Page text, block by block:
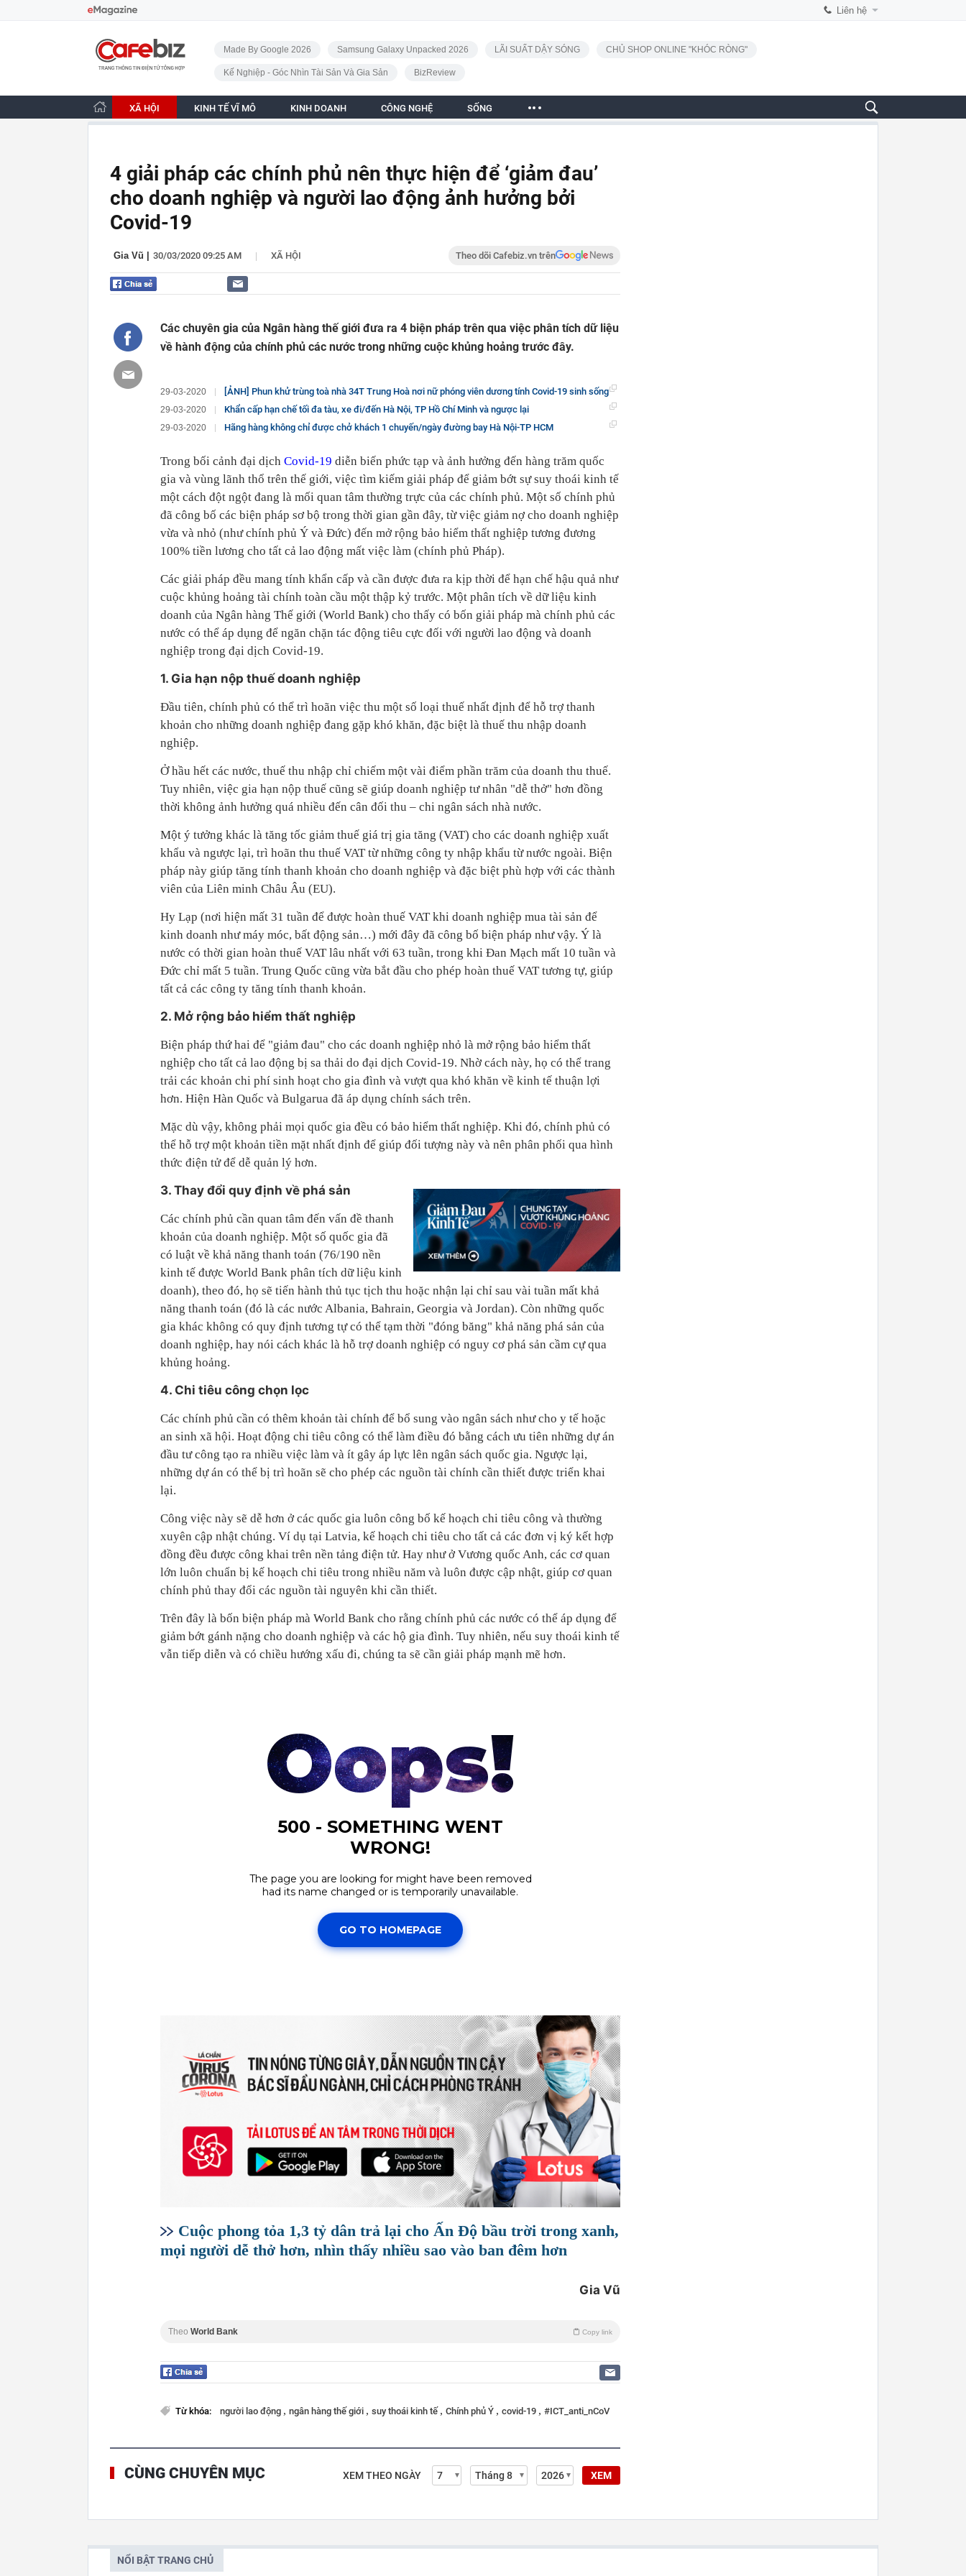
Liên hệ
CafeBiz - Trang chủ
Made By Google 2026 Samsung Galaxy Unpacked 2026 LÃI SUẤT DẬY SÓNG CHỦ SHOP ONLINE "KHÓC RÒNG"
Kế Nghiệp - Góc Nhìn Tài Sản Và Gia Sản BizReview
XÃ HỘI KINH TẾ VĨ MÔ KINH DOANH CÔNG NGHỆ SỐNG
4 giải pháp các chính phủ nên thực hiện để ‘giảm đau’
cho doanh nghiệp và người lao động ảnh hưởng bởi
Covid-19
Gia Vũ 30/03/2020 09:25 AM | XÃ HỘI Theo dõi Cafebiz.vn trên
Các chuyên gia của Ngân hàng thế giới đưa ra 4 biện pháp trên qua việc phân tích dữ liệu
về hành động của chính phủ các nước trong những cuộc khủng hoảng trước đây.
29-03-2020 [ẢNH] Phun khử trùng toà nhà 34T Trung Hoà nơi nữ phóng viên dương tính Covid-19 sinh sống
29-03-2020 Khẩn cấp hạn chế tối đa tàu, xe đi/đến Hà Nội, TP Hồ Chí Minh và ngược lại
29-03-2020 Hãng hàng không chỉ được chở khách 1 chuyến/ngày đường bay Hà Nội-TP HCM
Trong bối cảnh đại dịch Covid-19 diễn biến phức tạp và ảnh hưởng đến hàng trăm quốc
gia và vùng lãnh thổ trên thế giới, việc tìm kiếm giải pháp để giảm bớt sự suy thoái kinh tế
một cách đột ngột đang là mối quan tâm thường trực của các chính phủ. Một số chính phủ
đã công bố các biện pháp sơ bộ trong thời gian gần đây, từ việc giảm nợ cho doanh nghiệp
vừa và nhỏ (như chính phủ Ý và Đức) đến mở rộng bảo hiểm thất nghiệp tương đương
100% tiền lương cho tất cả lao động mất việc làm (chính phủ Pháp).
Các giải pháp đều mang tính khẩn cấp và cần được đưa ra kịp thời để hạn chế hậu quả như
cuộc khủng hoảng tài chính toàn cầu một thập kỷ trước. Một phân tích về dữ liệu kinh
doanh của Ngân hàng Thế giới (World Bank) cho thấy có bốn giải pháp mà chính phủ các
nước có thể áp dụng để ngăn chặn tác động tiêu cực đối với người lao động và doanh
nghiệp trong đại dịch Covid-19.
1. Gia hạn nộp thuế doanh nghiệp
Đầu tiên, chính phủ có thể trì hoãn việc thu một số loại thuế nhất định để hỗ trợ thanh
khoản cho những doanh nghiệp đang gặp khó khăn, đặc biệt là thuế thu nhập doanh
nghiệp.
Ở hầu hết các nước, thuế thu nhập chỉ chiếm một vài điểm phần trăm của doanh thu thuế.
Tuy nhiên, việc gia hạn nộp thuế cũng sẽ giúp doanh nghiệp tư nhân "dễ thở" hơn đồng
thời không ảnh hưởng quá nhiều đến cân đối thu – chi ngân sách nhà nước.
Một ý tưởng khác là tăng tốc giảm thuế giá trị gia tăng (VAT) cho các doanh nghiệp xuất
khẩu và ngược lại, trì hoãn thu thuế VAT từ những công ty nhập khẩu từ nước ngoài. Biện
pháp này giúp tăng tính thanh khoản cho doanh nghiệp và đặc biệt phù hợp với các thành
viên của Liên minh Châu Âu (EU).
Hy Lạp (nơi hiện mất 31 tuần để được hoàn thuế VAT khi doanh nghiệp mua tài sản để
kinh doanh như máy móc, bất động sản…) mới đây đã công bố biện pháp như vậy. Ý là
nước có thời gian hoàn thuế VAT lâu nhất với 63 tuần, trong khi Đan Mạch mất 10 tuần và
Đức chỉ mất 5 tuần. Trung Quốc cũng vừa bắt đầu cho phép hoàn thuế VAT tương tự, giúp
tất cả các công ty tăng tính thanh khoản.
2. Mở rộng bảo hiểm thất nghiệp
Biện pháp thứ hai để "giảm đau" cho các doanh nghiệp nhỏ là mở rộng bảo hiểm thất
nghiệp cho tất cả lao động bị sa thải do đại dịch Covid-19. Nhờ cách này, họ có thể trang
trải các khoản chi phí sinh hoạt cho gia đình và vượt qua khó khăn về kinh tế thuận lợi
hơn. Hiện Hàn Quốc và Bulgarua đã áp dụng chính sách trên.
Mặc dù vậy, không phải mọi quốc gia đều có bảo hiểm thất nghiệp. Khi đó, chính phủ có
thể hỗ trợ một khoản tiền mặt nhất định để giúp đối tượng này và nên phân phối qua hình
thức điện tử để dễ quản lý hơn.
3. Thay đổi quy định về phá sản
Các chính phủ cần quan tâm đến vấn đề thanh
khoản của doanh nghiệp. Một số quốc gia đã
có luật về khả năng thanh toán (76/190 nền
kinh tế được World Bank phân tích dữ liệu kinh
doanh), theo đó, họ sẽ tiến hành thủ tục tịch thu hoặc nhận lại chỉ sau vài tuần mất khả
năng thanh toán (đó là các nước Albania, Bahrain, Georgia và Jordan). Còn những quốc
gia khác không có quy định tương tự có thể tạm thời "đóng băng" khả năng phá sản của
doanh nghiệp, hay nói cách khác là hỗ trợ doanh nghiệp có nguy cơ phá sản cầm cự qua
khủng hoảng.
4. Chi tiêu công chọn lọc
Các chính phủ cần có thêm khoản tài chính để bổ sung vào ngân sách như cho y tế hoặc
an sinh xã hội. Hoạt động chi tiêu công có thể làm điều đó bằng cách ưu tiên những dự án
đầu tư công tạo ra nhiều việc làm và ít gây áp lực lên ngân sách quốc gia. Ngược lại,
những dự án có thể bị trì hoãn sẽ cho phép các nguồn tài chính cần thiết được triển khai
lại.
Công việc này sẽ dễ hơn ở các quốc gia luôn công bố kế hoạch chi tiêu công và thường
xuyên cập nhật chúng. Ví dụ tại Latvia, kế hoạch chi tiêu cho tất cả các đơn vị ký kết hợp
đồng đều được công khai trên nền tảng điện tử. Hay như ở Vương quốc Anh, các cơ quan
lớn luôn chuẩn bị kế hoạch chi tiêu trong nhiều năm và luôn được cập nhật, giúp cơ quan
chính phủ thay đổi các nguồn tài nguyên khi cần thiết.
Trên đây là bốn biện pháp mà World Bank cho rằng chính phủ các nước có thể áp dụng để
giảm bớt gánh nặng cho doanh nghiệp và các hộ gia đình. Tuy nhiên, nếu suy thoái kinh tế
vẫn tiếp diễn và có chiều hướng xấu đi, chúng ta sẽ cần giải pháp mạnh mẽ hơn.
Cuộc phong tỏa 1,3 tỷ dân trả lại cho Ấn Độ bầu trời trong xanh,
mọi người dễ thở hơn, nhìn thấy nhiều sao vào ban đêm hơn
Gia Vũ
Theo World Bank Copy link
Từ khóa: người lao động , ngân hàng thế giới , suy thoái kinh tế , Chính phủ Ý , covid-19 , #ICT_anti_nCoV
CÙNG CHUYÊN MỤC XEM THEO NGÀY XEM
NỔI BẬT TRANG CHỦ